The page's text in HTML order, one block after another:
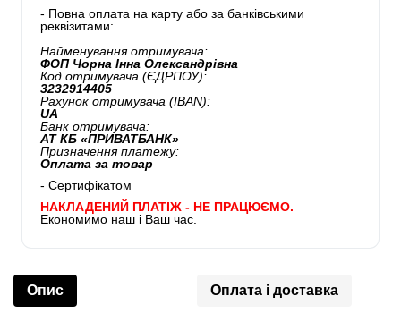
- Повна оплата на карту або за банківськими
реквізитами:
Найменування отримувача:
ФОП Чорна Інна Олександрівна
Код отримувача (ЄДРПОУ):
3232914405
Рахунок отримувача (IBAN):
UA
Банк отримувача:
АТ КБ «ПРИВАТБАНК»
Призначення платежу:
Оплата за товар
- Сертифікатом
НАКЛАДЕНИЙ ПЛАТІЖ - НЕ ПРАЦЮЄМО.
Економимо наш і Ваш час.
Опис Оплата і доставка